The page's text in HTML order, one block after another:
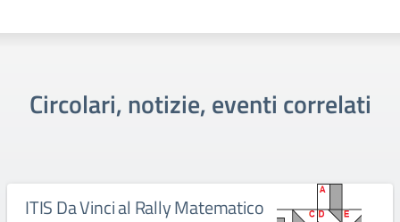
Circolari, notizie, eventi correlati
ITIS Da Vinci al Rally Matematico